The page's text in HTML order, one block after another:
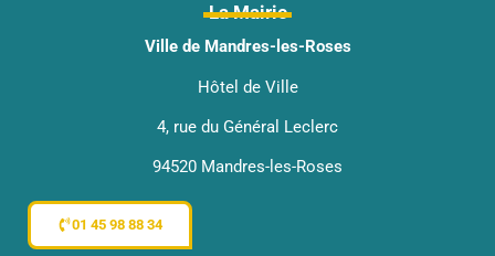
La Mairie
Ville de Mandres-les-Roses
Hôtel de Ville
4, rue du Général Leclerc
94520 Mandres-les-Roses
01 45 98 88 34